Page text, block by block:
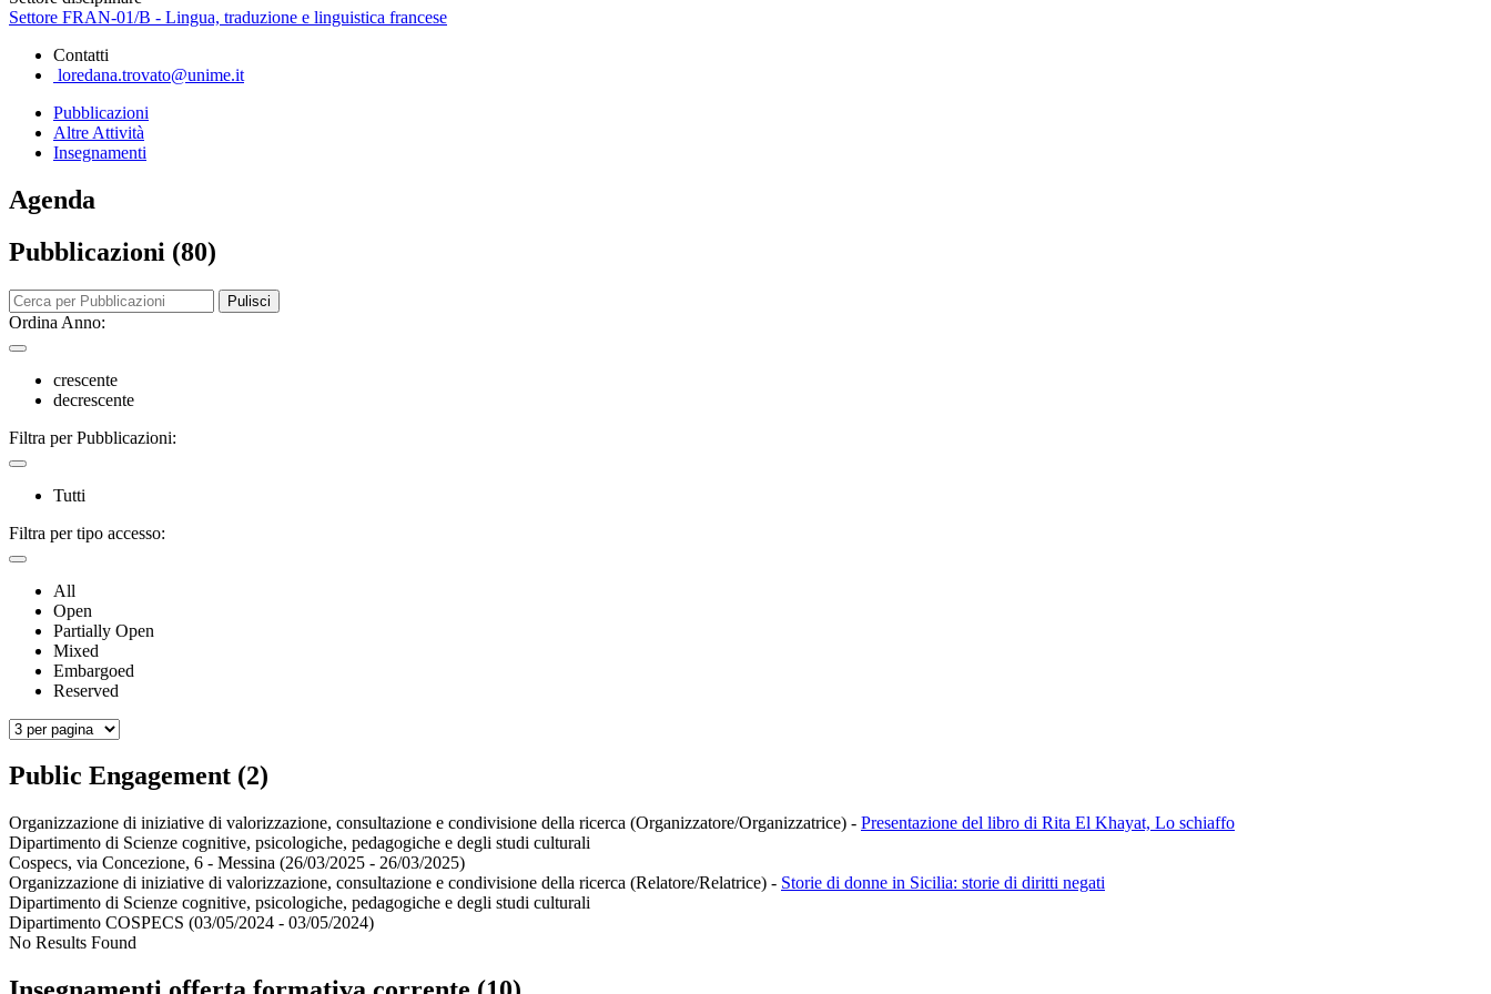
Settore FRAN-01/B - Lingua, traduzione e linguistica francese
Contatti
loredana.trovato@unime.it
Pubblicazioni
Altre Attività
Insegnamenti
Agenda
Pubblicazioni (80)
Pulisci
Ordina Anno:
crescente
decrescente
Filtra per Pubblicazioni:
Tutti
Filtra per tipo accesso:
All
Open
Partially Open
Mixed
Embargoed
Reserved
Public Engagement (2)
Organizzazione di iniziative di valorizzazione, consultazione e condivisione della ricerca (Organizzatore/Organizzatrice) - Presentazione del libro di Rita El Khayat, Lo schiaffo
Dipartimento di Scienze cognitive, psicologiche, pedagogiche e degli studi culturali
Cospecs, via Concezione, 6 - Messina (26/03/2025 - 26/03/2025)
Organizzazione di iniziative di valorizzazione, consultazione e condivisione della ricerca (Relatore/Relatrice) - Storie di donne in Sicilia: storie di diritti negati
Dipartimento di Scienze cognitive, psicologiche, pedagogiche e degli studi culturali
Dipartimento COSPECS (03/05/2024 - 03/05/2024)
No Results Found